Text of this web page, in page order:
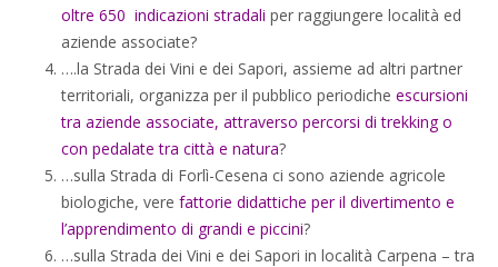
oltre 650 indicazioni stradali per raggiungere località ed
aziende associate?
….la Strada dei Vini e dei Sapori, assieme ad altri partner
territoriali, organizza per il pubblico periodiche escursioni
tra aziende associate, attraverso percorsi di trekkingo
con pedalate tra città e natura?
…sulla Strada di Forlì-Cesena ci sono aziende agricole
biologiche, vere fattorie didattiche per il divertimento e
l’apprendimento di grandi e piccini?
…sulla Strada dei Vini e dei Sapori in località Carpena – tra